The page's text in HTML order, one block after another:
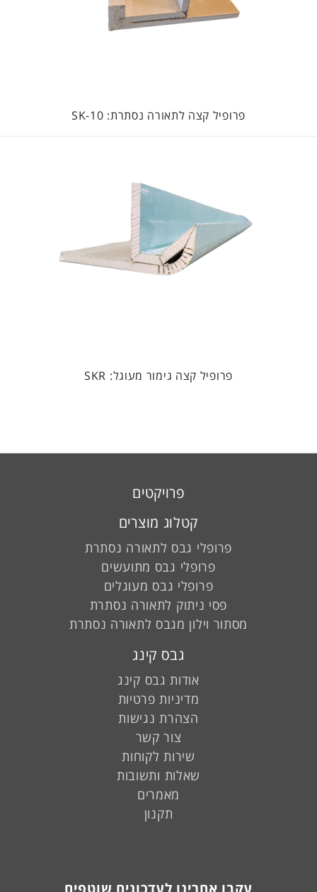
פרופיל קצה לתאורה נסתרת: SK-10
פרופיל קצה גימור מעוגל: SKR
פרויקטים
קטלוג מוצרים
פרופלי גבס לתאורה נסתרת
פרופלי גבס מתועשים
פרופלי גבס מעוגלים
פסי ניתוק לתאורה נסתרת
מסתור וילון מגבס לתאורה נסתרת
גבס קינג
אודות גבס קינג
מדיניות פרטיות
הצהרת נגישות
צור קשר
שירות לקוחות
שאלות ותשובות
מאמרים
תקנון
עקבו אחרינו לעדכונים שוטפים